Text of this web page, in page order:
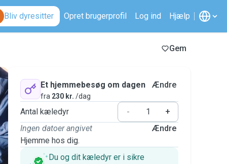
Bliv dyresitter Opret brugerprofil Log ind Hjælp
Gem
Et hjemmebesøg om dagen
fra 230 kr. /dag
Ændre
Antal kæledyr -
+
Ingen datoer angivet
Hjemme hos dig.
Ændre
Du og dit kæledyr er i sikre